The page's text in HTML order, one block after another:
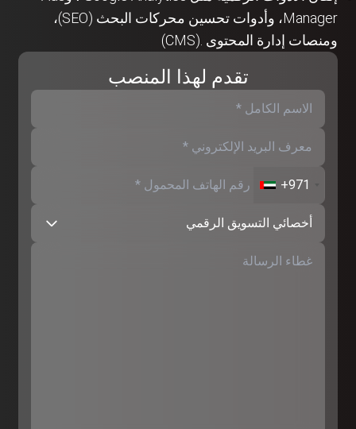
Manager، وأدوات تحسين محركات البحث (SEO)،
ومنصات إدارة المحتوى .(CMS)
تقدم لهذا المنصب
+971